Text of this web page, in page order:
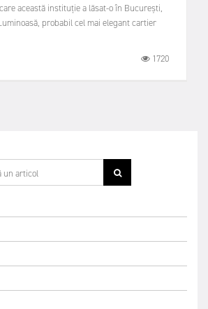
această instituție a lăsat-o în București,
probabil cel mai elegant cartier
1720